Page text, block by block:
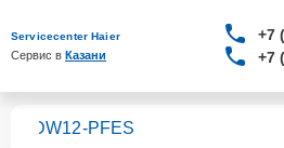
Servicecenter Haier
Сервис в Казани
+7
+7
DW12-PFES